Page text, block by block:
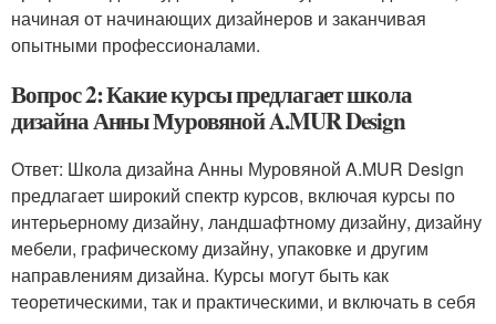
начиная от начинающих дизайнеров и заканчивая
опытными профессионалами.
Вопрос 2: Какие курсы предлагает школа
дизайна Анны Муровяной A.MUR Design
Ответ: Школа дизайна Анны Муровяной A.MUR Design
предлагает широкий спектр курсов, включая курсы по
интерьерному дизайну, ландшафтному дизайну, дизайну
мебели, графическому дизайну, упаковке и другим
направлениям дизайна. Курсы могут быть как
теоретическими, так и практическими, и включать в себя